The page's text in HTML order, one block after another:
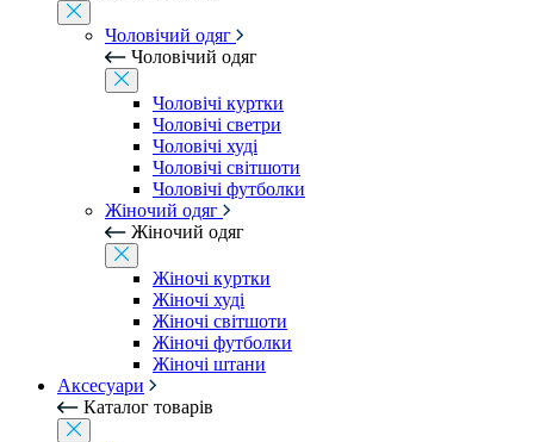
Чоловічий одяг
Чоловічий одяг
Чоловічі куртки
Чоловічі светри
Чоловічі худі
Чоловічі світшоти
Чоловічі футболки
Жіночий одяг
Жіночий одяг
Жіночі куртки
Жіночі худі
Жіночі світшоти
Жіночі футболки
Жіночі штани
Аксесуари
Каталог товарів